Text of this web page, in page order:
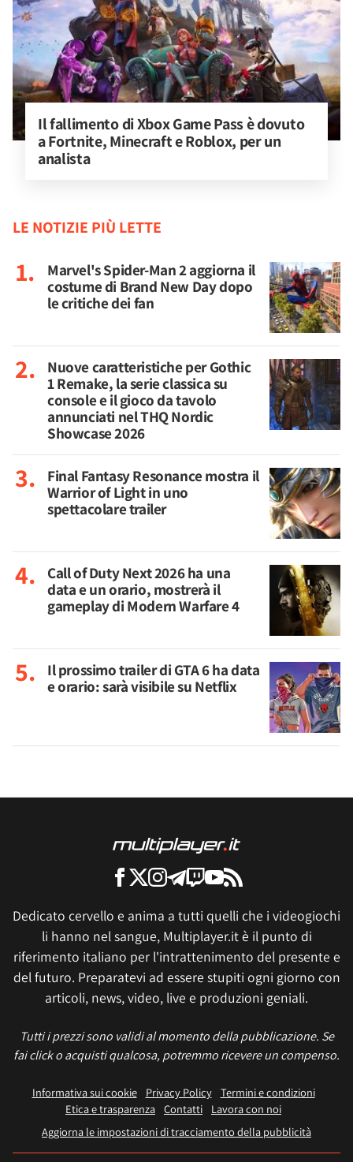
Il fallimento di Xbox Game Pass è dovuto
a Fortnite, Minecraft e Roblox, per un
analista
LE NOTIZIE PIÙ LETTE
Marvel's Spider-Man 2 aggiorna il
costume di Brand New Day dopo
le critiche dei fan
Nuove caratteristiche per Gothic
1 Remake, la serie classica su
console e il gioco da tavolo
annunciati nel THQ Nordic
Showcase 2026
Final Fantasy Resonance mostra il
Warrior of Light in uno
spettacolare trailer
Call of Duty Next 2026 ha una
data e un orario, mostrerà il
gameplay di Modern Warfare 4
Il prossimo trailer di GTA 6 ha data
e orario: sarà visibile su Netflix
Dedicato cervello e anima a tutti quelli che i videogiochi
li hanno nel sangue, Multiplayer.it è il punto di
riferimento italiano per l'intrattenimento del presente e
del futuro. Preparatevi ad essere stupiti ogni giorno con
articoli, news, video, live e produzioni geniali.
Tutti i prezzi sono validi al momento della pubblicazione. Se
fai click o acquisti qualcosa, potremmo ricevere un compenso.
Informativa sui cookie Privacy Policy
Termini e condizioni
Etica e trasparenza Contatti
Lavora con noi
Aggiorna le impostazioni di tracciamento della pubblicità